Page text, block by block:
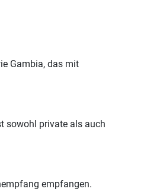
Gambia, das mit
sowohl private als auch
empfangen.